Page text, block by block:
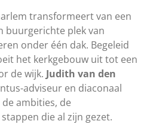
transformeert van een
buurgerichte plek van
onder één dak. Begeleid
het kerkgebouw uit tot een
de wijk. Judith van den
adviseur en diaconaal
ambities, de
die al zijn gezet.